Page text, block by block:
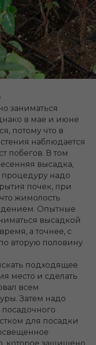
заниматься
в мае и июне
потому что в
наблюдается
побегов. В том
высадка,
процедуру надо
почек, при
жимолость
Опытные
высадкой
а точнее, с
вторую половину
подходящее
место и сделать
всем
Затем надо
для посадки